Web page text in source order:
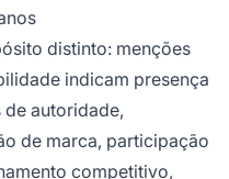
distinto: menções
indicam presença
autoridade,
de marca, participação
competitivo,